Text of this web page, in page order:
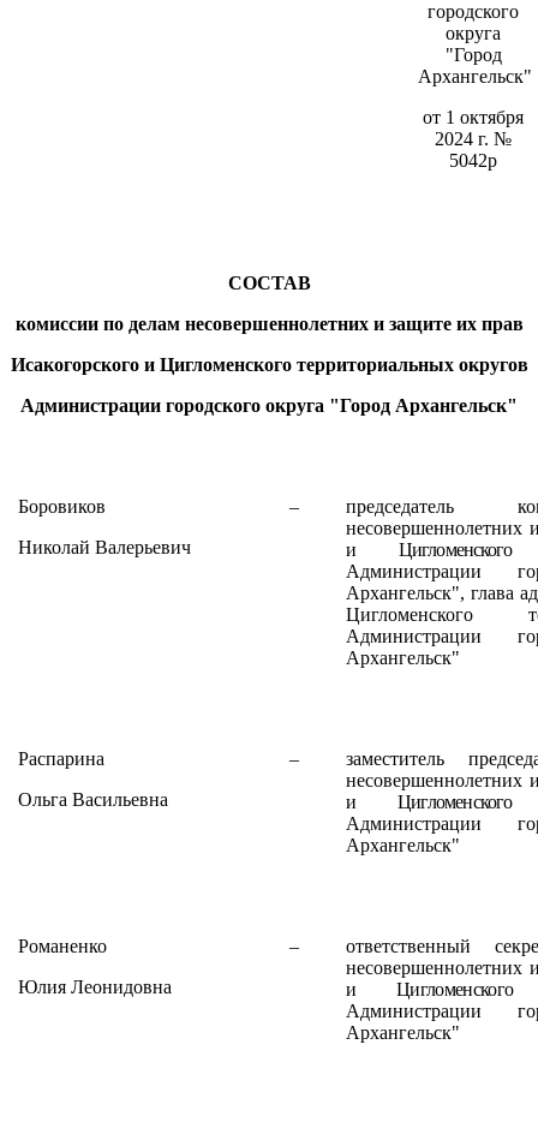
городского
округа
"Город
Архангельск"
от 1 октября
2024 г. №
5042р
СОСТАВ
комиссии по делам несовершеннолетних и защите их прав
Исакогорского и Цигломенского территориальных округов
Администрации городского округа "Город Архангельск"
Боровиков
Николай Валерьевич
–
и Цигломенского
Администрации
Архангельск", глава
Цигломенского
Администрации
Архангельск"
Распарина
Ольга Васильевна
–
заместитель
несовершеннолетних
и Цигломенского
Администрации
Архангельск"
Романенко
Юлия Леонидовна
–
ответственный
несовершеннолетних
и Цигломенского
Администрации
Архангельск"